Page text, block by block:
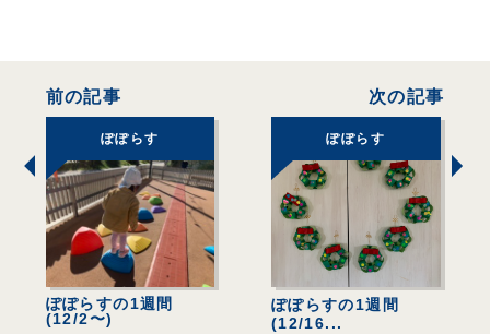
前の記事
ぽぽらす
ぽぽらすの1週間
(12/2〜)
次の記事
ぽぽらす
ぽぽらすの1週間
(12/16...